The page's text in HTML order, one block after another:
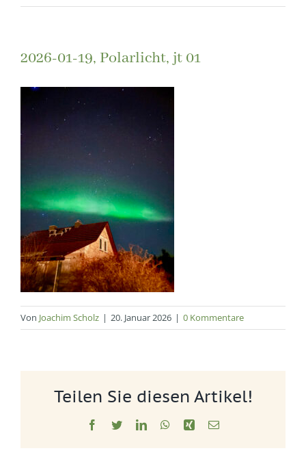
2026-01-19, Polarlicht, jt 01
Von Joachim Scholz | 20. Januar 2026 | 0 Kommentare
Teilen Sie diesen Artikel!
Facebook
TwitterLinkedInWhatsApp
Xing E-